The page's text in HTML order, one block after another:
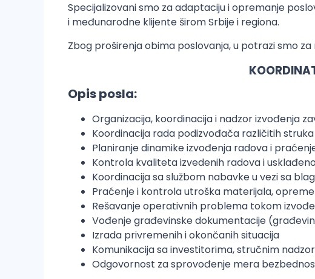
Specijalizovani smo za adaptaciju i opremanje
i međunarodne klijente širom Srbije i regiona.
Zbog proširenja obima poslovanja, u potrazi smo
Opis posla:
Organizacija, koordinacija i nadzor izvođenja
Koordinacija rada podizvođača različitih
Planiranje dinamike izvođenja radova i
Kontrola kvaliteta izvedenih radova i
Koordinacija sa službom nabavke u vezi sa
Praćenje i kontrola utroška materijala,
Rešavanje operativnih problema tokom
Vođenje građevinske dokumentacije
Izrada privremenih i okončanih situacija
Komunikacija sa investitorima, stručnim
Odgovornost za sprovođenje mera